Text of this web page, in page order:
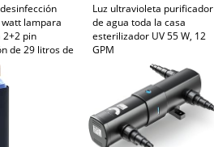
lampara
pin
de 29 litros de
Luz ultravioleta purificador
de agua toda la casa
esterilizador UV 55 W, 12
GPM